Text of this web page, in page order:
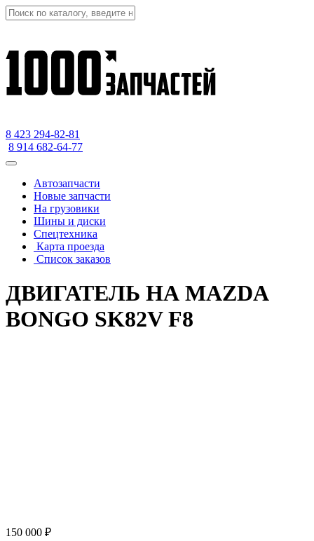
8 423 294-82-81
8 914 682-64-77
Автозапчасти
Новые запчасти
На грузовики
Шины и диски
Спецтехника
Карта проезда
Список заказов
ДВИГАТЕЛЬ НА MAZDA
BONGO SK82V F8
150 000 ₽